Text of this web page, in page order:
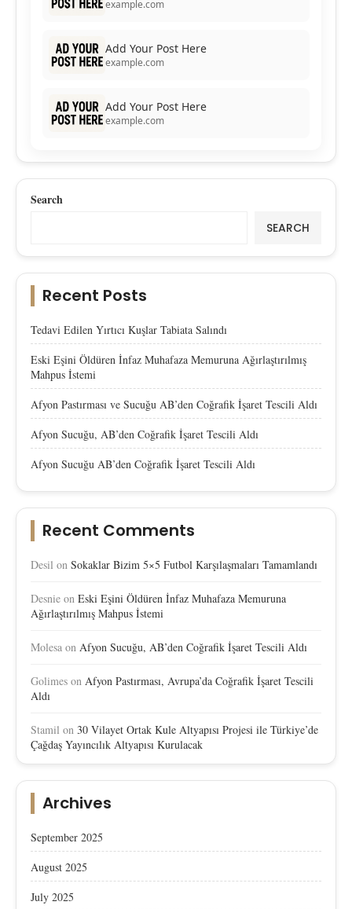
example.com
Add Your Post Here
example.com
Add Your Post Here
example.com
Search
SEARCH
Recent Posts
Tedavi Edilen Yırtıcı Kuşlar Tabiata Salındı
Eski Eşini Öldüren İnfaz Muhafaza Memuruna Ağırlaştırılmış
Mahpus İstemi
Afyon Pastırması ve Sucuğu AB’den Coğrafik İşaret Tescili Aldı
Afyon Sucuğu, AB’den Coğrafik İşaret Tescili Aldı
Afyon Sucuğu AB’den Coğrafik İşaret Tescili Aldı
Recent Comments
Desil on Sokaklar Bizim 5×5 Futbol Karşılaşmaları Tamamlandı
Desnie on Eski Eşini Öldüren İnfaz Muhafaza Memuruna
Ağırlaştırılmış Mahpus İstemi
Molesa on Afyon Sucuğu, AB’den Coğrafik İşaret Tescili Aldı
Golimes on Afyon Pastırması, Avrupa’da Coğrafik İşaret Tescili
Aldı
Stamil on 30 Vilayet Ortak Kule Altyapısı Projesi ile Türkiye’de
Çağdaş Yayıncılık Altyapısı Kurulacak
Archives
September 2025
August 2025
July 2025